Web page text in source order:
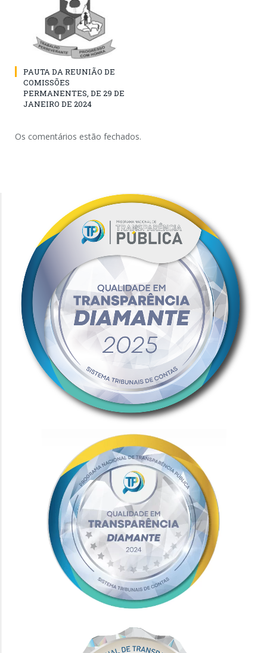
PAUTA DA REUNIÃO DE
COMISSÕES
PERMANENTES, DE 29 DE
JANEIRO DE 2024
Os comentários estão fechados.